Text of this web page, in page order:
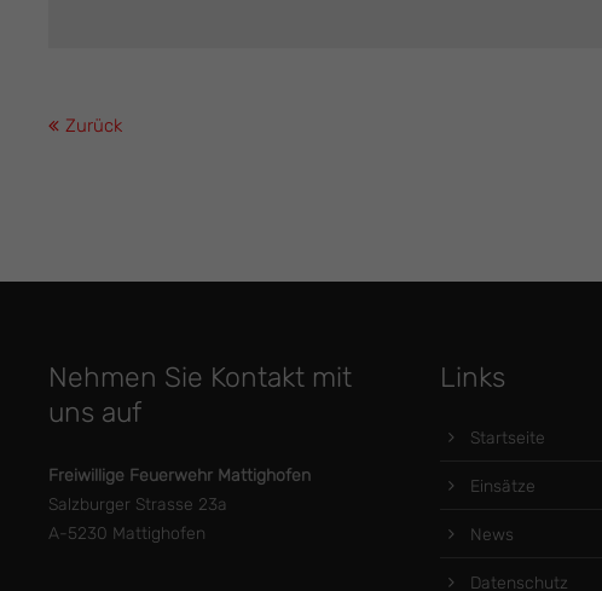
Zurück
Nehmen Sie Kontakt mit
uns auf
Freiwillige Feuerwehr Mattighofen
Salzburger Strasse 23a
A-5230 Mattighofen
Links
Startseite
Einsätze
News
Datenschutz